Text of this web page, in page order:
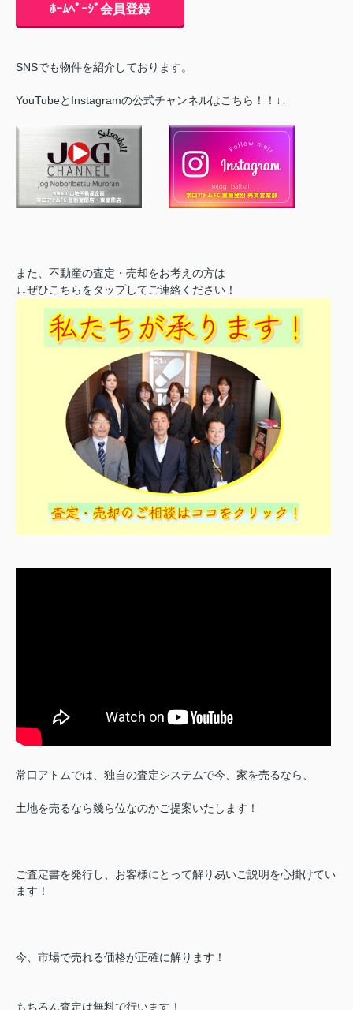
ﾎｰﾑﾍﾟｰｼﾞ会員登録
SNSでも物件を紹介しております。
YouTubeとInstagramの公式チャンネルはこちら！！↓↓
また、不動産の査定・売却をお考えの方は
↓↓ぜひこちらをタップしてご連絡ください！
常口アトムでは、独自の査定システムで今、家を売るなら、
土地を売るなら幾ら位なのかご提案いたします！
ご査定書を発行し、お客様にとって解り易いご説明を心掛けてい
ます！
今、市場で売れる価格が正確に解ります！
もちろん査定は無料で行います！